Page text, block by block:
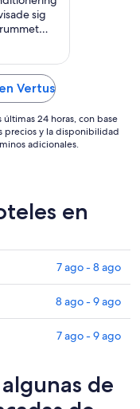
sig
kylde
vi
sedan
Vertus
24 horas, con base
precios y la disponibilidad
adicionales.
en
7 ago - 8 ago
8 ago - 9 ago
7 ago - 9 ago
de